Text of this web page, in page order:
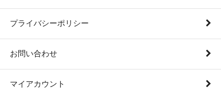
プライバシーポリシー
お問い合わせ
マイアカウント